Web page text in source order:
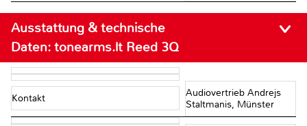
Ausstattung & technische
Daten: tonearms.lt Reed 3Q
Kontakt
Audiovertrieb Andrejs
Staltmanis, Münster